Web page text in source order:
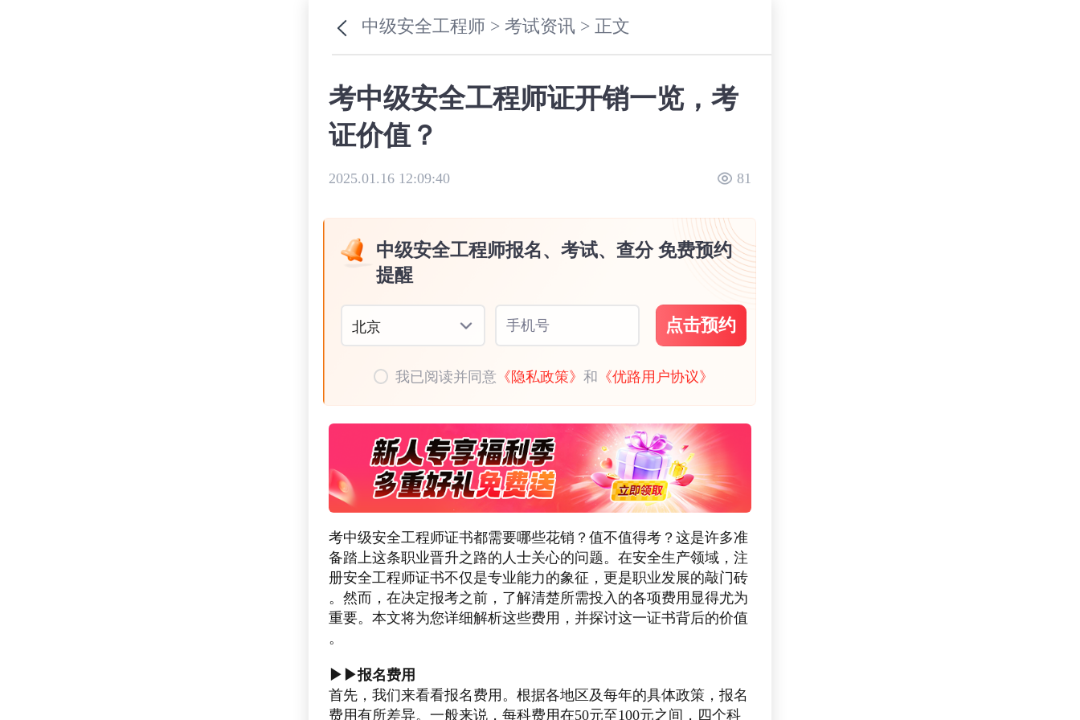
中级安全工程师 >考试资讯 > 正文
考中级安全工程师证开销一览，考
证价值？
2025.01.16 12:09:40 81
中级安全工程师报名、考试、查分 免费预约
提醒
北京 手机号 点击预约
我已阅读并同意 《隐私政策》和 《优路用户协议》
考中级安全工程师证书都需要哪些花销？值不值得考？这是许多准
备踏上这条职业晋升之路的人士关心的问题。在安全生产领域，注
册安全工程师证书不仅是专业能力的象征，更是职业发展的敲门砖
。然而，在决定报考之前，了解清楚所需投入的各项费用显得尤为
重要。本文将为您详细解析这些费用，并探讨这一证书背后的价值
。
▶▶报名费用
首先，我们来看看报名费用。根据各地区及每年的具体政策，报名
费用有所差异。一般来说，每科费用在50元至100元之间，四个科